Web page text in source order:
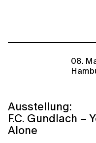
08.
Ausstellung:
F.C. Gundlach –
Alone